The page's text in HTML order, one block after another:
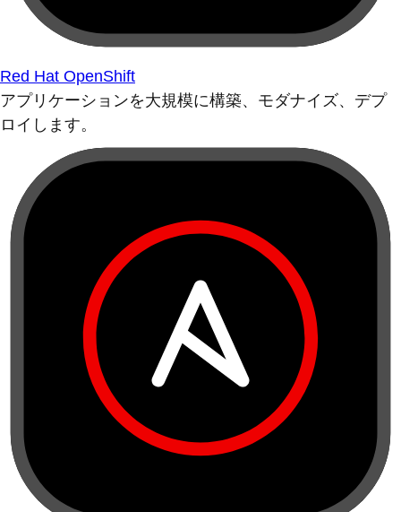
Red Hat OpenShift
アプリケーションを大規模に構築、モダナイズ、デプ
ロイします。